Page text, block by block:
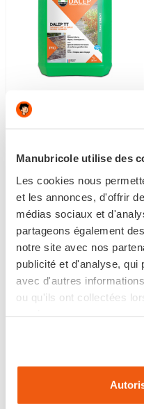
Manubricole utilise des
Les cookies nous
et les annonces, d'offrir
médias sociaux et
partageons également
notre site avec nos
publicité et d'analyse, qui
avec d'autres
ou qu'ils ont collectées
TRAITEMENT TOITURES-
L'EMPLOI...
24,90 €
En stock